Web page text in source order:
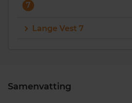
7
Lange Vest 7
Samenvatting